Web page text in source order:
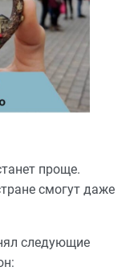
проще.
смогут даже
следующие